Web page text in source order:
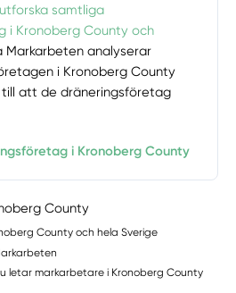
samtliga
i Kronoberg County och
Markarbeten analyserar
i Kronoberg County
att de dräneringsföretag
i Kronoberg County
County
County och hela Sverige
letar markarbetare i Kronoberg County